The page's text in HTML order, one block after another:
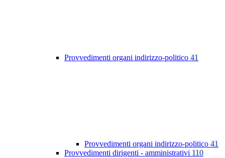
Provvedimenti organi indirizzo-politico 41
Provvedimenti organi indirizzo-politico 41
Provvedimenti dirigenti - amministrativi 110